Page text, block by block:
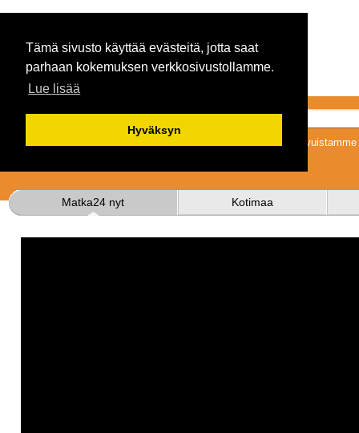
Tämä sivusto käyttää evästeitä, jotta saat
parhaan kokemuksen verkkosivustollamme.
Lue lisää
Hyväksyn
Tykkäämällä
Matka24 nyt Kotimaa